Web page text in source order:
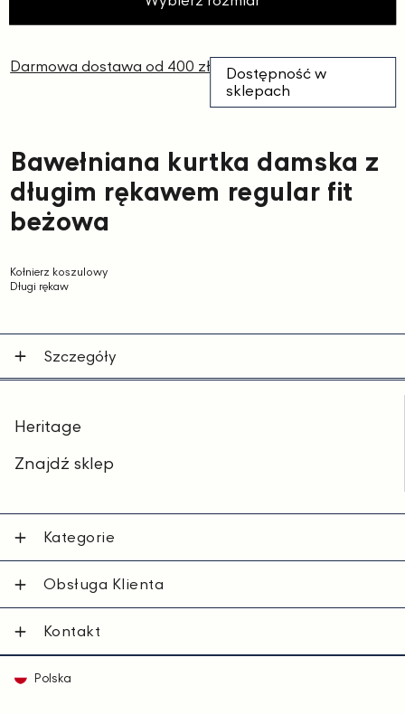
Bawełniana kurtka damska z
długim rękawem regular fit
beżowa
Kołnierz koszulowy
Długi rękaw
Darmowa dostawa od 400 zł
Dostępność w
sklepach
Szczegóły
Heritage
Znajdź sklep
Kategorie
Obsługa Klienta
Kontakt
Polska